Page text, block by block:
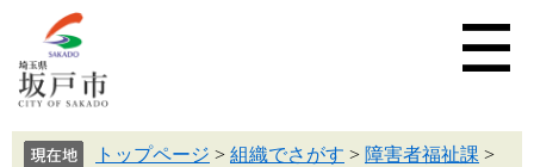
トップページ > 組織でさがす > 障害者福祉課 >